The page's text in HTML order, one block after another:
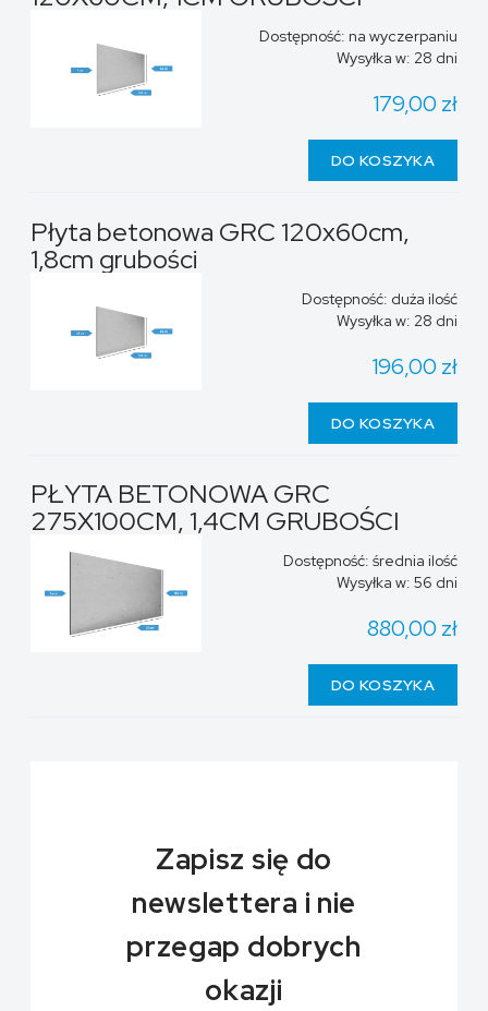
Dostępność: na wyczerpaniu
Wysyłka w: 28 dni
179,00 zł
DO KOSZYKA
Płyta betonowa GRC 120x60cm,
1,8cm grubości
Dostępność: duża ilość
Wysyłka w: 28 dni
196,00 zł
DO KOSZYKA
PŁYTA BETONOWA GRC
275X100CM, 1,4CM GRUBOŚCI
Dostępność: średnia ilość
Wysyłka w: 56 dni
880,00 zł
DO KOSZYKA
Zapisz się do
newslettera i nie
przegap dobrych
okazji